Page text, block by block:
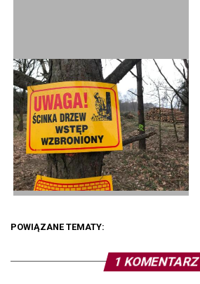
POWIĄZANE TEMATY:
1 KOMENTARZ